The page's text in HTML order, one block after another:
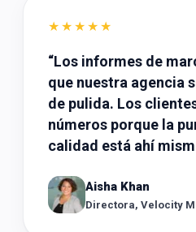
★★★★★
“Los informes de
que nuestra agencia
de pulida. Los
números porque la
calidad está ahí
Aisha Khan
Directora, Velocity